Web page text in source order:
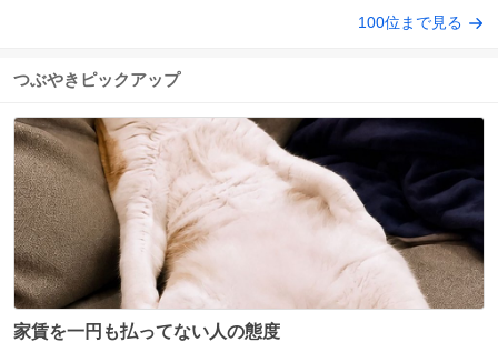
100位まで見る
つぶやきピックアップ
家賃を一円も払ってない人の態度